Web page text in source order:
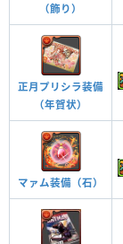
（飾り）
正月プリシラ装備
（年賀状）
マァム装備（石）